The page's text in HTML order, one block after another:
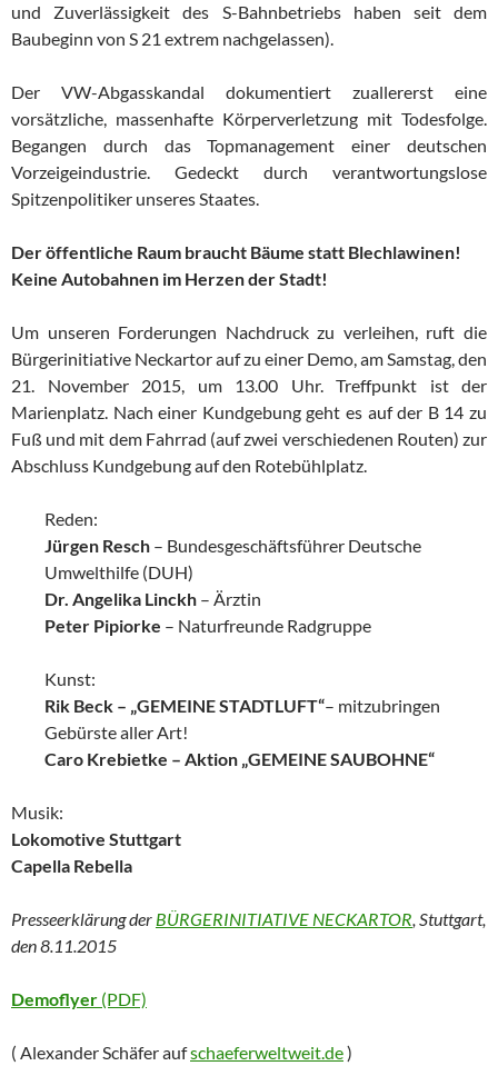
und Zuverlässigkeit des S-Bahnbetriebs haben seit dem
Baubeginn von S 21 extrem nachgelassen).
Der VW-Abgasskandal dokumentiert zuallererst eine
vorsätzliche, massenhafte Körperverletzung mit Todesfolge.
Begangen durch das Topmanagement einer deutschen
Vorzeigeindustrie. Gedeckt durch verantwortungslose
Spitzenpolitiker unseres Staates.
Der öffentliche Raum braucht Bäume statt Blechlawinen!
Keine Autobahnen im Herzen der Stadt!
Um unseren Forderungen Nachdruck zu verleihen, ruft die
Bürgerinitiative Neckartor auf zu einer Demo, am Samstag, den
21. November 2015, um 13.00 Uhr. Treffpunkt ist der
Marienplatz. Nach einer Kundgebung geht es auf der B 14 zu
Fuß und mit dem Fahrrad (auf zwei verschiedenen Routen) zur
Abschluss Kundgebung auf den Rotebühlplatz.
Reden:
Jürgen Resch – Bundesgeschäftsführer Deutsche
Umwelthilfe (DUH)
Dr. Angelika Linckh – Ärztin
Peter Pipiorke – Naturfreunde Radgruppe
Kunst:
Rik Beck – „GEMEINE STADTLUFT“– mitzubringen
Gebürste aller Art!
Caro Krebietke – Aktion „GEMEINE SAUBOHNE“
Musik:
Lokomotive Stuttgart
Capella Rebella
Presseerklärung der BÜRGERINITIATIVE NECKARTOR, Stuttgart,
den 8.11.2015
Demoflyer (PDF)
( Alexander Schäfer aufschaeferweltweit.de)